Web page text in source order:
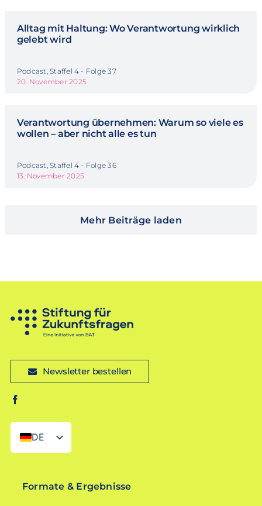
Alltag mit Haltung: Wo Verantwortung wirklich
gelebt wird
Podcast, Staffel 4 - Folge 37
20. November 2025
Verantwortung übernehmen: Warum so viele es
wollen – aber nicht alle es tun
Podcast, Staffel 4 - Folge 36
13. November 2025
Mehr Beiträge laden
Newsletter bestellen
DE
EN
Formate & Ergebnisse